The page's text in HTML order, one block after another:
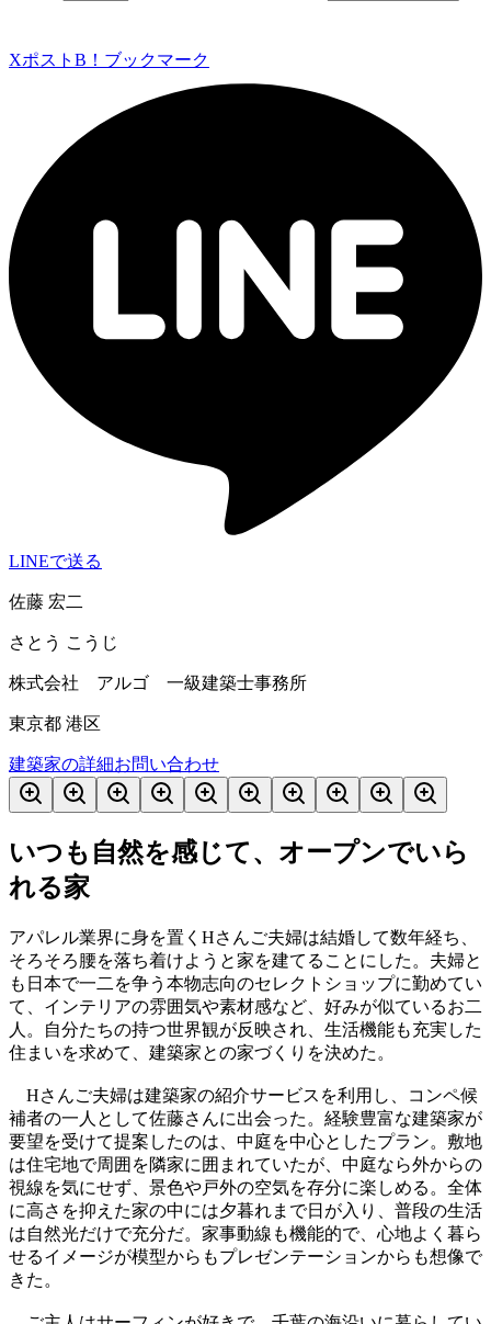
Xポスト B！ブックマーク
LINEで送る
佐藤 宏二
さとう こうじ
株式会社 アルゴ 一級建築士事務所
東京都 港区
建築家の詳細お問い合わせ
いつも自然を感じて、オープンでいら
れる家
アパレル業界に身を置くHさんご夫婦は結婚して数年経ち、
そろそろ腰を落ち着けようと家を建てることにした。夫婦と
も日本で一二を争う本物志向のセレクトショップに勤めてい
て、インテリアの雰囲気や素材感など、好みが似ているお二
人。自分たちの持つ世界観が反映され、生活機能も充実した
住まいを求めて、建築家との家づくりを決めた。
Hさんご夫婦は建築家の紹介サービスを利用し、コンペ候
補者の一人として佐藤さんに出会った。経験豊富な建築家が
要望を受けて提案したのは、中庭を中心としたプラン。敷地
は住宅地で周囲を隣家に囲まれていたが、中庭なら外からの
視線を気にせず、景色や戸外の空気を存分に楽しめる。全体
に高さを抑えた家の中には夕暮れまで日が入り、普段の生活
は自然光だけで充分だ。家事動線も機能的で、心地よく暮ら
せるイメージが模型からもプレゼンテーションからも想像で
きた。